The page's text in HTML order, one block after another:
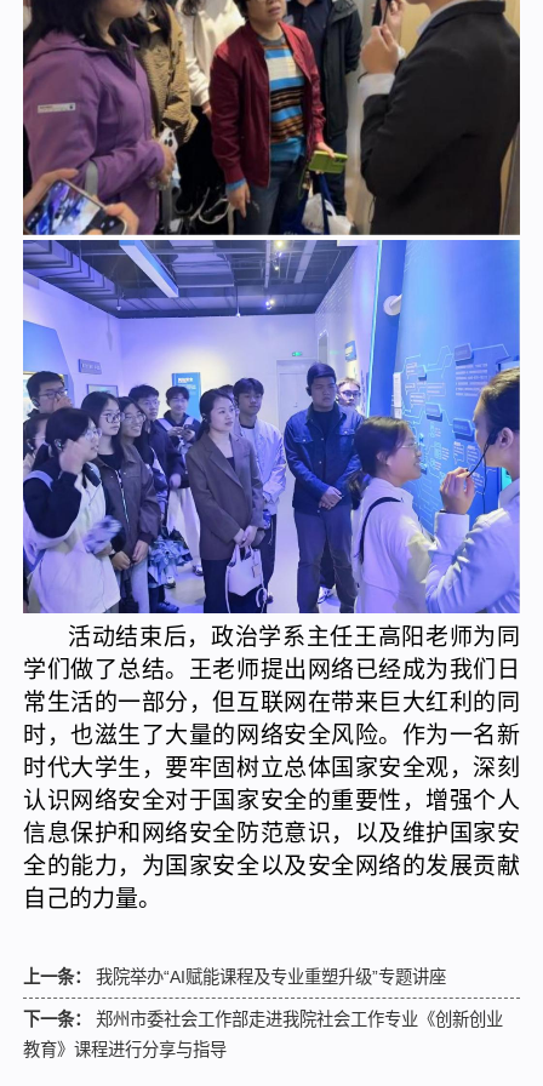
活动结束后，政治学系主任王高阳老师为同
学们做了总结。王老师提出网络已经成为我们日
常生活的一部分，但互联网在带来巨大红利的同
时，也滋生了大量的网络安全风险。作为一名新
时代大学生，要牢固树立总体国家安全观，深刻
认识网络安全对于国家安全的重要性，增强个人
信息保护和网络安全防范意识，以及维护国家安
全的能力，为国家安全以及安全网络的发展贡献
自己的力量。
上一条：我院举办“AI赋能课程及专业重塑升级”专题讲座
下一条：郑州市委社会工作部走进我院社会工作专业《创新创业
教育》课程进行分享与指导